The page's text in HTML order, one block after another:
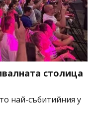
столица
най-събитийния у